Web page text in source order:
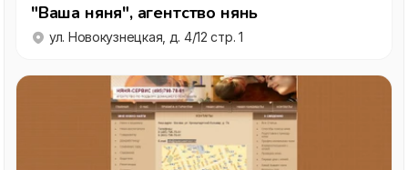
"Ваша няня", агентство нянь
ул. Новокузнецкая, д. 4/12 стр. 1